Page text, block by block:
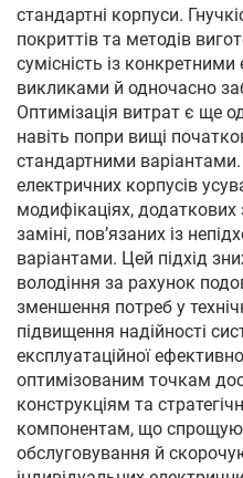
стандартні корпуси.
покриттів та методів
сумісність із
викликами й одночасно
Оптимізація витрат є ще
навіть попри вищі
стандартними варіантами.
електричних корпусів
модифікаціях, додаткових
заміні, пов’язаних із
варіантами. Цей підхід
володіння за рахунок
зменшення потреб у
підвищення надійності
експлуатаційної
оптимізованим точкам
конструкціям та
компонентам, що
обслуговування й